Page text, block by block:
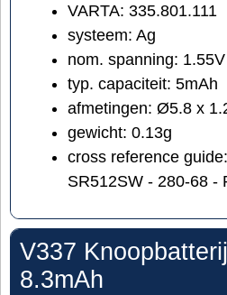
VARTA: 335.801.111
systeem: Ag
nom. spanning: 1.55V
typ. capaciteit: 5mAh
afmetingen: Ø5.8 x
gewicht: 0.13g
cross reference
SR512SW - 280-68 -
V337
8.3mAh